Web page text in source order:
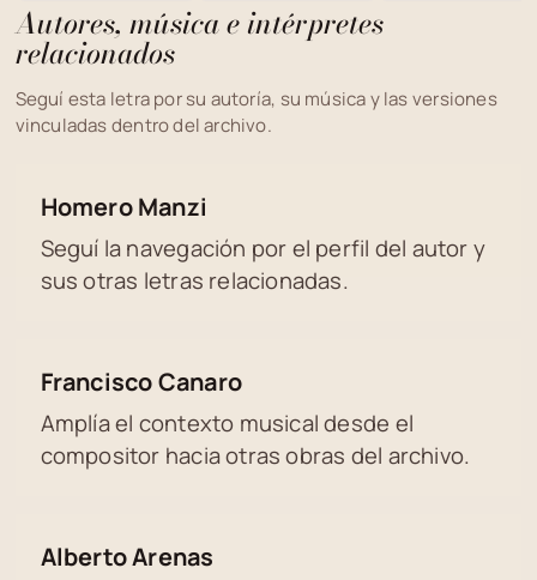
Autores, música e intérpretes
relacionados
Seguí esta letra por su autoría, su música y las versiones
vinculadas dentro del archivo.
Homero Manzi
Seguí la navegación por el perfil del autor y
sus otras letras relacionadas.
Francisco Canaro
Amplía el contexto musical desde el
compositor hacia otras obras del archivo.
Alberto Arenas